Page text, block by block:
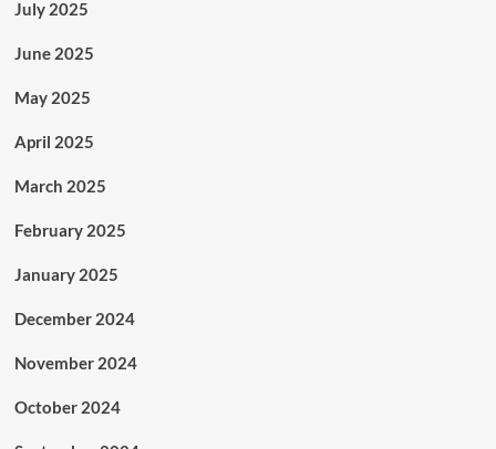
July 2025
June 2025
May 2025
April 2025
March 2025
February 2025
January 2025
December 2024
November 2024
October 2024